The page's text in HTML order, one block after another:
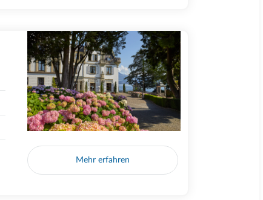
Mehr erfahren